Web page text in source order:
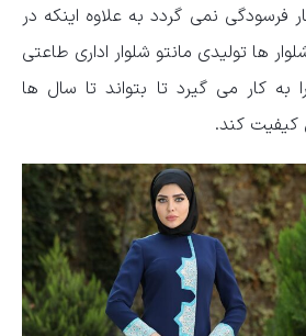
فرسودگی نمی گردد به علاوه اینکه در
ها تولیدی مانتو شلوار اداری طاعتی
به کار می گیرد تا بتواند تا سال ها
کند.